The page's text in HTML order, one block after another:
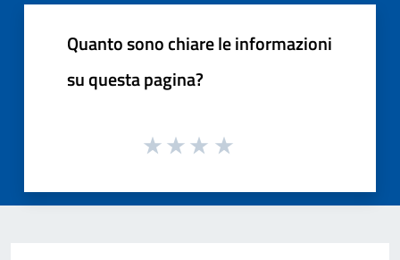
Quanto sono chiare le informazioni
su questa pagina?